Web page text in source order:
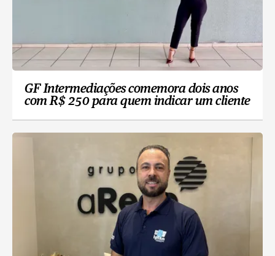
GF Intermediações comemora dois anos
com R$ 250 para quem indicar um cliente